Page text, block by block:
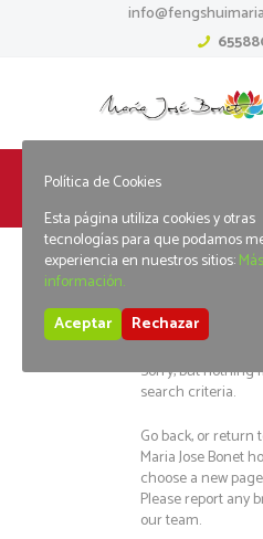
Home Tag:
No posts
Sorry, but nothing
search criteria.
Go back, or return
Maria Jose Bonet
choose a new
Please report any
our team.
Política de Cookies
Esta página utiliza cookies y otras
tecnologías para que podamos
experiencia en nuestros sitios:Más
información.
Aceptar
Rechazar